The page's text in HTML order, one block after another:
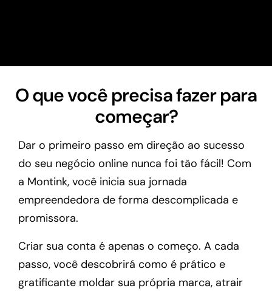
O que você precisa fazer para
começar?
Dar o primeiro passo em direção ao sucesso
do seu negócio online nunca foi tão fácil! Com
a Montink, você inicia sua jornada
empreendedora de forma descomplicada e
promissora.
Criar sua conta é apenas o começo. A cada
passo, você descobrirá como é prático e
gratificante moldar sua própria marca, atrair